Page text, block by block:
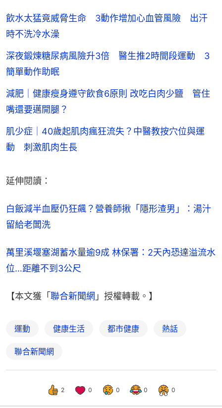
飲水太猛竟威脅生命 3動作增加心血管風險 出汗
時不洗冷水澡
深夜鍛煉糖尿病風險升3倍 醫生推2時間段運動 3
簡單動作助眠
減肥｜健康瘦身遵守飲食6原則 改吃白肉少鹽 管住
嘴還要邁開腿？
肌少症｜40歲起肌肉瘋狂流失？中醫教按穴位與運
動 刺激肌肉生長
延伸閱讀：
白飯減半血壓仍狂飆？營養師揪「隱形渣男」：湯汁
留給老闆洗
萬里溪堰塞湖蓄水量逾9成 林保署：2天內恐達溢流水
位…距離不到3公尺
【本文獲「 聯合新聞網 」授權轉載。】
運動 健康生活 都市健康 熱話
聯合新聞網
2 0 0 0 0